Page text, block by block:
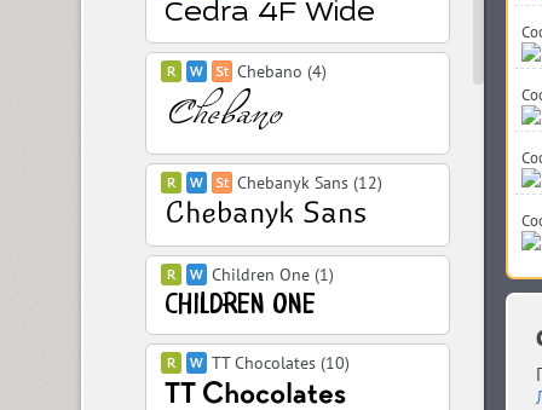
Chebano (4)
Chebanyk Sans (12)
Children One (1)
TT Chocolates (10)